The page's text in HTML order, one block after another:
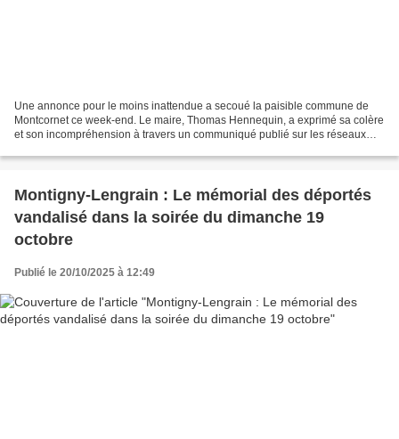
Une annonce pour le moins inattendue a secoué la paisible commune de
Montcornet ce week-end. Le maire, Thomas Hennequin, a exprimé sa colère
et son incompréhension à travers un communiqué publié sur les réseaux
Montigny-Lengrain : Le mémorial des déportés
vandalisé dans la soirée du dimanche 19
octobre
Publié le 20/10/2025 à 12:49